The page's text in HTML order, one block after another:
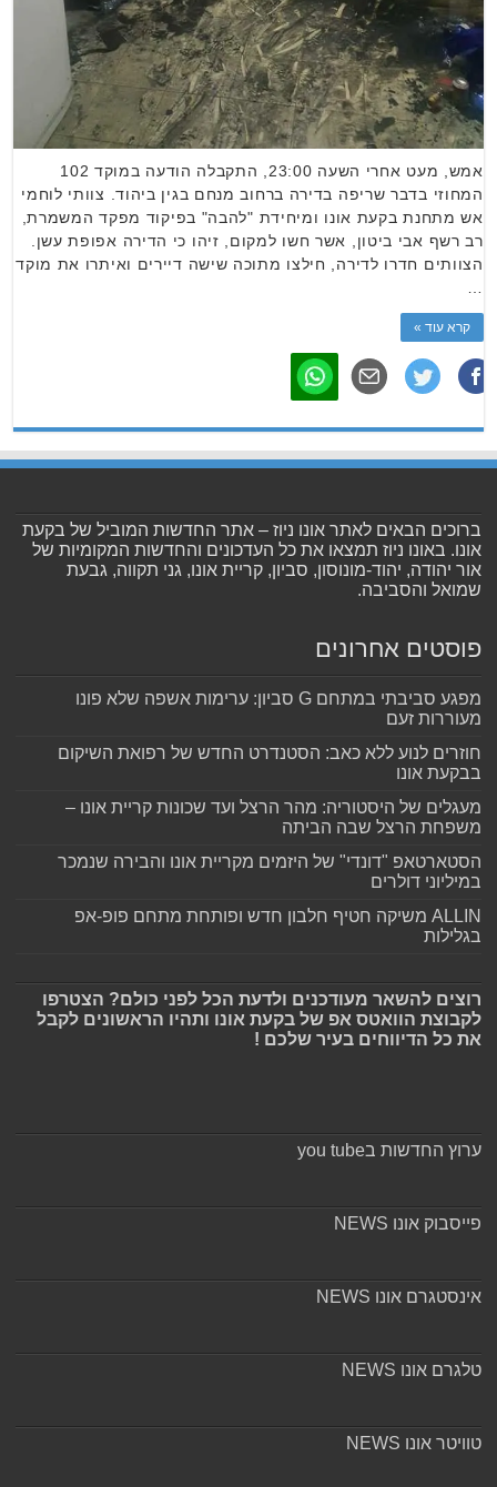
אמש, מעט אחרי השעה 23:00, התקבלה הודעה במוקד 102
המחוזי בדבר שריפה בדירה ברחוב מנחם בגין ביהוד. צוותי לוחמי
אש מתחנת בקעת אונו ומיחידת "להבה" בפיקוד מפקד המשמרת,
רב רשף אבי ביטון, אשר חשו למקום, זיהו כי הדירה אפופת עשן.
הצוותים חדרו לדירה, חילצו מתוכה שישה דיירים ואיתרו את מוקד
קרא עוד »
ברוכים הבאים לאתר אונו ניוז – אתר החדשות המוביל של בקעת
אונו. באונו ניוז תמצאו את כל העדכונים והחדשות המקומיות של
אור יהודה, יהוד-מונוסון, סביון, קריית אונו, גני תקווה, גבעת
שמואל והסביבה.
פוסטים אחרונים
מפגע סביבתי במתחם G סביון: ערימות אשפה שלא פונו
מעוררות זעם
חוזרים לנוע ללא כאב: הסטנדרט החדש של רפואת השיקום
בבקעת אונו
מעגלים של היסטוריה: מהר הרצל ועד שכונות קריית אונו –
משפחת הרצל שבה הביתה
הסטארטאפ "דונדי" של היזמים מקריית אונו והבירה שנמכר
במיליוני דולרים
ALLIN משיקה חטיף חלבון חדש ופותחת מתחם פופ-אפ
בגלילות
רוצים להשאר מעודכנים ולדעת הכל לפני כולם? הצטרפו
לקבוצת הוואטס אפ של בקעת אונו ותהיו הראשונים לקבל
את כל הדיווחים בעיר שלכם !
ערוץ החדשות בyou tube
פייסבוק אונו NEWS
אינסטגרם אונו NEWS
טלגרם אונו NEWS
טוויטר אונו NEWS